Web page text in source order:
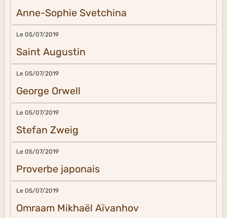
Anne-Sophie Svetchina
Le 05/07/2019
Saint Augustin
Le 05/07/2019
George Orwell
Le 05/07/2019
Stefan Zweig
Le 05/07/2019
Proverbe japonais
Le 05/07/2019
Omraam Mikhaël Aïvanhov